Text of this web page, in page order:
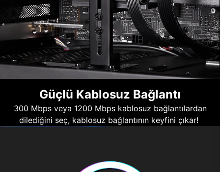
Güçlü Kablosuz Bağlantı
300 Mbps veya 1200 Mbps kablosuz bağlantılardan
dilediğini seç, kablosuz bağlantının keyfini çıkar!